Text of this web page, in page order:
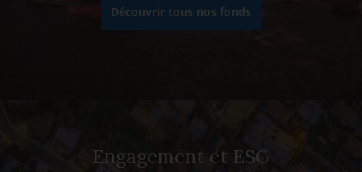
Découvrir tous nos fonds
Engagement et ESG